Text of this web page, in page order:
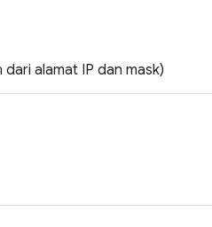
alamat IP dan mask)